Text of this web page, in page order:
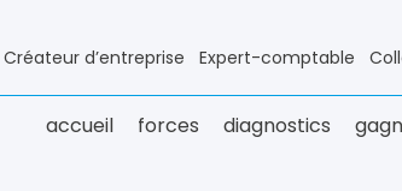
Créateur d’entreprise Expert-comptable
accueil forces diagnostics